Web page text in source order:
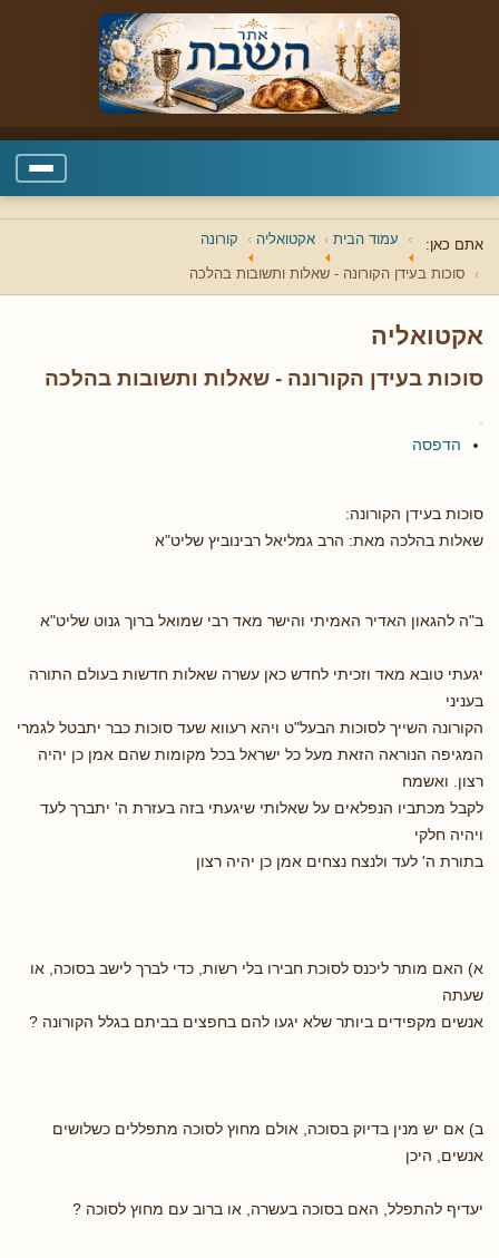
אתם כאן: עמוד הבית אקטואליה קורונה
סוכות בעידן הקורונה - שאלות ותשובות בהלכה
אקטואליה
סוכות בעידן הקורונה - שאלות ותשובות בהלכה
הדפסה
סוכות בעידן הקורונה:
שאלות בהלכה מאת: הרב גמליאל רבינוביץ שליט"א
ב"ה להגאון האדיר האמיתי והישר מאד רבי שמואל ברוך גנוט שליט"א
יגעתי טובא מאד וזכיתי לחדש כאן עשרה שאלות חדשות בעולם התורה
בעניני
הקורונה השייך לסוכות הבעל"ט ויהא רעווא שעד סוכות כבר יתבטל לגמרי
המגיפה הנוראה הזאת מעל כל ישראל בכל מקומות שהם אמן כן יהיה
רצון. ואשמח
לקבל מכתביו הנפלאים על שאלותי שיגעתי בזה בעזרת ה' יתברך לעד
ויהיה חלקי
בתורת ה' לעד ולנצח נצחים אמן כן יהיה רצון
א) האם מותר ליכנס לסוכת חבירו בלי רשות, כדי לברך לישב בסוכה, או
שעתה
אנשים מקפידים ביותר שלא יגעו להם בחפצים בביתם בגלל הקורונה ?
ב) אם יש מנין בדיוק בסוכה, אולם מחוץ לסוכה מתפללים כשלושים
אנשים, היכן
יעדיף להתפלל, האם בסוכה בעשרה, או ברוב עם מחוץ לסוכה ?